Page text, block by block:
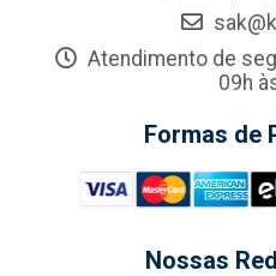
Atendimento de
09h
Formas de
Nossas